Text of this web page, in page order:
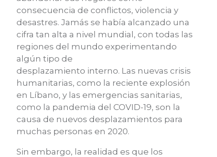
consecuencia de conflictos, violencia y
desastres. Jamás se había alcanzado una
cifra tan alta a nivel mundial, con todas las
regiones del mundo experimentando
algún tipo de
desplazamiento interno. Las nuevas crisis
humanitarias, como la reciente explosión
en Líbano, y las emergencias sanitarias,
como la pandemia del COVID-19, son la
causa de nuevos desplazamientos para
muchas personas en 2020.
Sin embargo, la realidad es que los